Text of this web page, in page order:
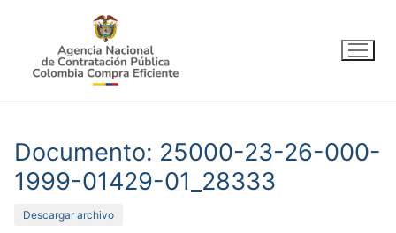
contenido
Documento: 25000-23-26-000-
1999-01429-01_28333
Descargar archivo